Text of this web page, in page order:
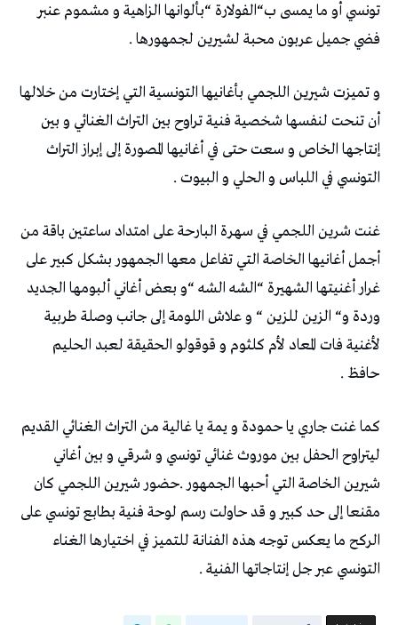
تونسي أو ما يمسى ب“الفولارة “بألوانها الزاهية و مشموم عنبر
فضي جميل عربون محبة لشيرين لجمهورها .
و تميزت شيرين اللجمي بأغانيها التونسية التي إختارت من خلالها
أن تنحت لنفسها شخصية فنية تراوح بين التراث الغنائي و بين
إنتاجها الخاص و سعت حتى في أغانيها المصورة إلى إبراز التراث
التونسي في اللباس و الحلي و البيوت .
غنت شرين اللجمي في سهرة البارحة على امتداد ساعتين باقة من
أجمل أغانيها الخاصة التي تفاعل معها الجمهور بشكل كبير على
غرار أغنيتها الشهيرة “الشه الشه “و بعض أغاني ألبومها الجديد
وردة و“ الزين للزين “ و علاش اللومة إلى جانب وصلة طربية
لأغنية فات المعاد لأم كلثوم و قوقولو الحقيقة لعبد الحليم
حافظ .
كما غنت جاري يا حمودة و يمة يا غالية من التراث الغنائي القديم
ليتراوح الحفل بين موروث غنائي تونسي و شرقي و بين أغاني
شيرين الخاصة التي أحبها الجمهور .حضور شيرين اللجمي كان
مقنعا إلى حد كبير و قد حاولت رسم لوحة فنية بطابع تونسي على
الركح ما يعكس توجه هذه الفنانة للتميز في اختيارها الغناء
التونسي عبر جل إنتاجاتها الفنية .